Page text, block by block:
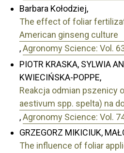
Barbara Kołodziej,
The effect of foliar
American ginseng culture
,Agronomy Science: Vol.
PIOTR KRASKA, SYLWIA
KWIECIŃSKA-POPPE,
Reakcja odmian pszenicy
aestivum spp. spelta) na
,Agronomy Science: Vol.
GRZEGORZ MIKICIUK,
The influence of foliar